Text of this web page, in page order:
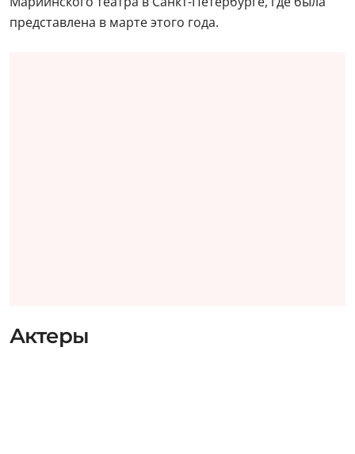
представлена в марте этого года.
Актеры